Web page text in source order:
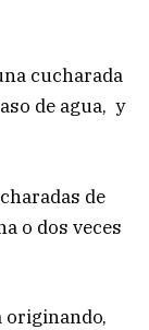
cucharada
de agua, y
de
o dos veces
originando,